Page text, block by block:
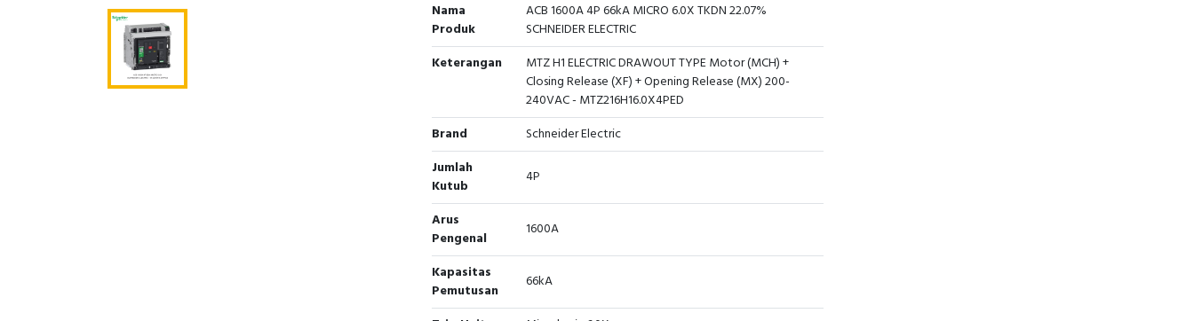
Nama
Produk
ACB 1600A 4P 66kA MICRO 6.0X TKDN 22.07%
SCHNEIDER ELECTRIC
Keterangan
MTZ H1 ELECTRIC DRAWOUT TYPE Motor (MCH) +
Closing Release (XF) + Opening Release (MX) 200-
240VAC - MTZ216H16.0X4PED
Brand
Schneider Electric
Jumlah
Kutub
4P
Arus
Pengenal
1600A
Kapasitas
Pemutusan
66kA